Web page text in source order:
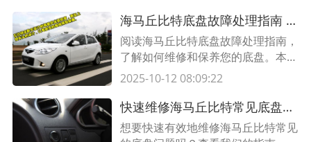
海马丘比特底盘故障处理指南 维修和保养贴士
阅读海马丘比特底盘故障处理指南，
了解如何维修和保养您的底盘。本指
南提供详细的步骤和有用的维修提
2025-10-12 08:09:22
快速维修海马丘比特常见底盘问题，省时省力
想要快速有效地维修海马丘比特常见